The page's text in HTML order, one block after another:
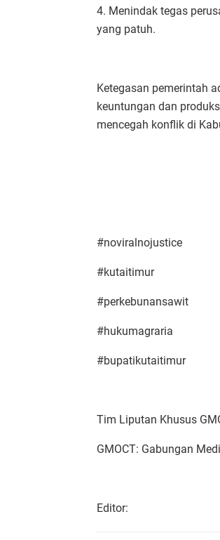
4. Menindak tegas
yang patuh.
Ketegasan pemerintah
keuntungan dan
mencegah konflik di
#noviralnojustice
#kutaitimur
#perkebunansawit
#hukumagraria
#bupatikutaitimur
Tim Liputan Khusus
GMOCT: Gabungan
Editor: